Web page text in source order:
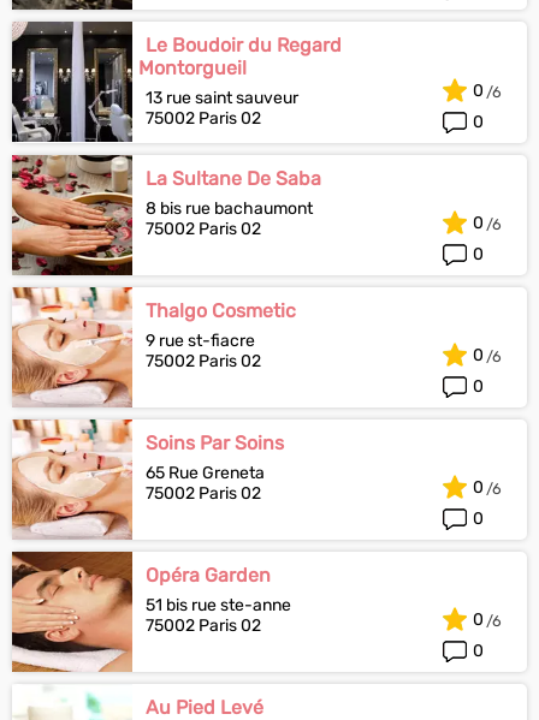
Le Boudoir du Regard
Montorgueil
13 rue saint sauveur
75002 Paris 02
0
0
La Sultane De Saba
8 bis rue bachaumont
75002 Paris 02
0
0
Thalgo Cosmetic
9 rue st-fiacre
75002 Paris 02
0
0
Soins Par Soins
65 Rue Greneta
75002 Paris 02
0
0
Opéra Garden
51 bis rue ste-anne
75002 Paris 02
0
0
Au Pied Levé